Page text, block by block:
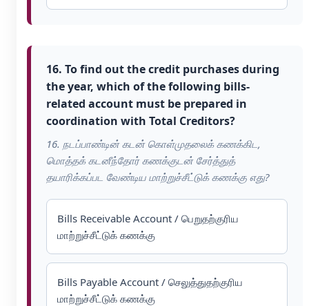
16. To find out the credit purchases during
the year, which of the following bills-
related account must be prepared in
coordination with Total Creditors?
16. நடப்பாண்டின் கடன் கொள்முதலைக் கணக்கிட,
மொத்தக் கடனீந்தோர் கணக்குடன் சேர்த்துத்
தயாரிக்கப்பட வேண்டிய மாற்றுச்சீட்டுக் கணக்கு எது?
Bills Receivable Account / பெறுதற்குரிய
மாற்றுச்சீட்டுக் கணக்கு
Bills Payable Account / செலுத்துதற்குரிய
மாற்றுச்சீட்டுக் கணக்கு